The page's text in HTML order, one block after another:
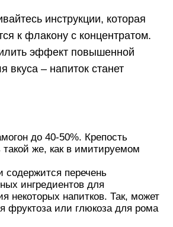
инструкции, которая
к флакону с концентратом.
эффект повышенной
вкуса – напиток станет
до 40-50%. Крепость
же, как в имитируемом
содержится перечень
ингредиентов для
некоторых напитков. Так, может
фруктоза или глюкоза для рома